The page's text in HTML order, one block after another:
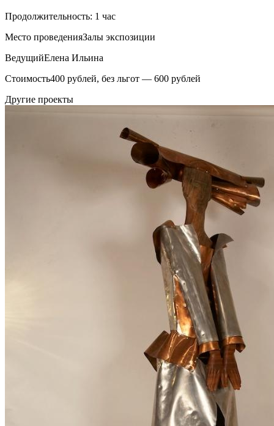
Продолжительность: 1 час
Место проведенияЗалы экспозиции
ВедущийЕлена Ильина
Стоимость400 рублей, без льгот — 600 рублей
Другие проекты